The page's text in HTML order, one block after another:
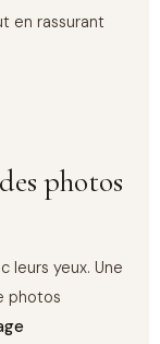
en rassurant
photos
leurs yeux. Une
photos